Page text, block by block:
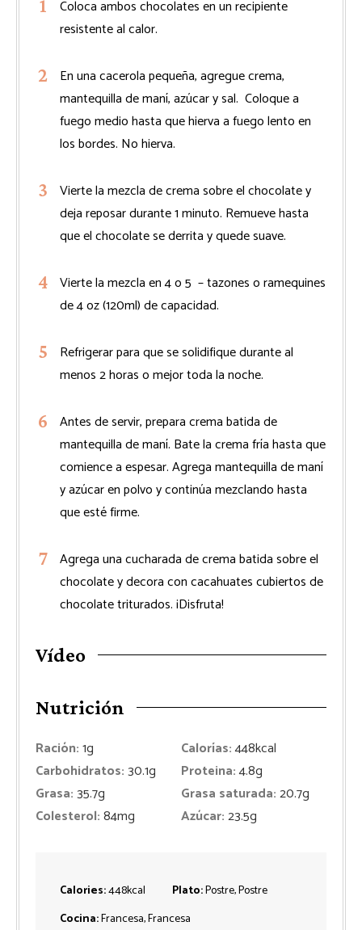
Coloca ambos chocolates en un recipiente
resistente al calor.
En una cacerola pequeña, agregue crema,
mantequilla de maní, azúcar y sal. Coloque a
fuego medio hasta que hierva a fuego lento en
los bordes. No hierva.
Vierte la mezcla de crema sobre el chocolate y
deja reposar durante 1 minuto. Remueve hasta
que el chocolate se derrita y quede suave.
Vierte la mezcla en 4 o 5 – tazones o ramequines
de 4 oz (120ml) de capacidad.
Refrigerar para que se solidifique durante al
menos 2 horas o mejor toda la noche.
Antes de servir, prepara crema batida de
mantequilla de maní. Bate la crema fría hasta que
comience a espesar. Agrega mantequilla de maní
y azúcar en polvo y continúa mezclando hasta
que esté firme.
Agrega una cucharada de crema batida sobre el
chocolate y decora con cacahuates cubiertos de
chocolate triturados. ¡Disfruta!
Vídeo
Nutrición
Ración:1g Calorías:448kcal
Carbohidratos:30.1g Proteina:4.8g
Grasa:35.7g Grasa saturada:20.7g
Colesterol:84mg Azúcar:23.5g
Calories:448kcal Plato:Postre, Postre
Cocina:Francesa, Francesa